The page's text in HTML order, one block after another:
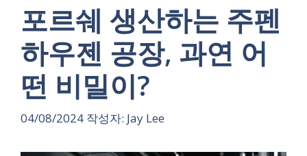
포르쉐 생산하는 주펜
하우젠 공장, 과연 어
떤 비밀이?
04/08/2024 작성자: Jay Lee